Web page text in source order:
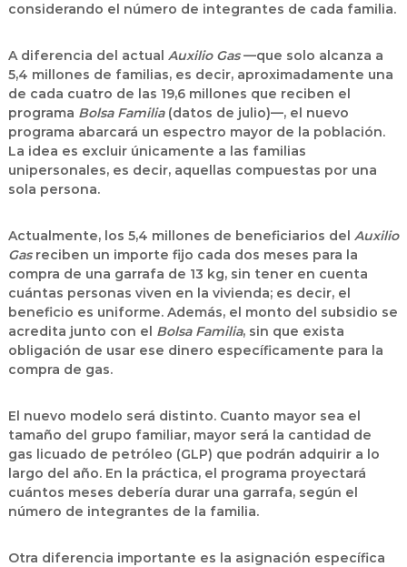
considerando el número de integrantes de cada familia.
A diferencia del actual Auxilio Gas—que solo alcanza a
5,4 millones de familias, es decir, aproximadamente una
de cada cuatro de las 19,6 millones que reciben el
programa Bolsa Familia(datos de julio)—, el nuevo
programa abarcará un espectro mayor de la población.
La idea es excluir únicamente a las familias
unipersonales, es decir, aquellas compuestas por una
sola persona.
Actualmente, los 5,4 millones de beneficiarios del Auxilio
Gasreciben un importe fijo cada dos meses para la
compra de una garrafa de 13 kg, sin tener en cuenta
cuántas personas viven en la vivienda; es decir, el
beneficio es uniforme. Además, el monto del subsidio se
acredita junto con el Bolsa Familia, sin que exista
obligación de usar ese dinero específicamente para la
compra de gas.
El nuevo modelo será distinto. Cuanto mayor sea el
tamaño del grupo familiar, mayor será la cantidad de
gas licuado de petróleo (GLP) que podrán adquirir a lo
largo del año. En la práctica, el programa proyectará
cuántos meses debería durar una garrafa, según el
número de integrantes de la familia.
Otra diferencia importante es la asignación específica